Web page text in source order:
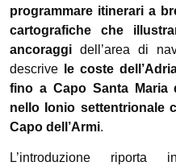
programmare itinerari a
cartografiche che
ancoraggi dell’area di
descrive
le coste
fino a Capo Santa Maria
nello Ionio settentrionale
Capo dell’Armi.
L’introduzione riporta